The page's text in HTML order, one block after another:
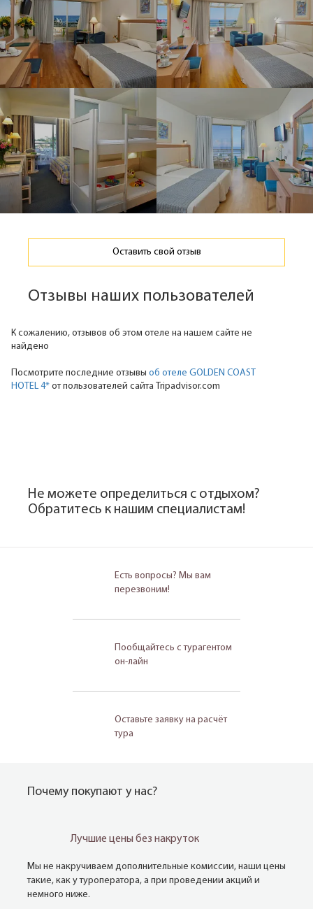
Оставить свой отзыв
Отзывы наших пользователей
К сожалению, отзывов об этом отеле на нашем сайте не
найдено
Посмотрите последние отзывы об отеле GOLDEN COAST
HOTEL 4* от пользователей сайта Tripadvisor.com
Не можете определиться с отдыхом?
Обратитесь к нашим специалистам!
Есть вопросы? Мы вам
перезвоним!
Пообщайтесь с турагентом
он-лайн
Оставьте заявку на расчёт
тура
Почему покупают у нас?
Лучшие цены без накруток
Мы не накручиваем дополнительные комиссии, наши цены
такие, как у туроператора, а при проведении акций и
немного ниже.